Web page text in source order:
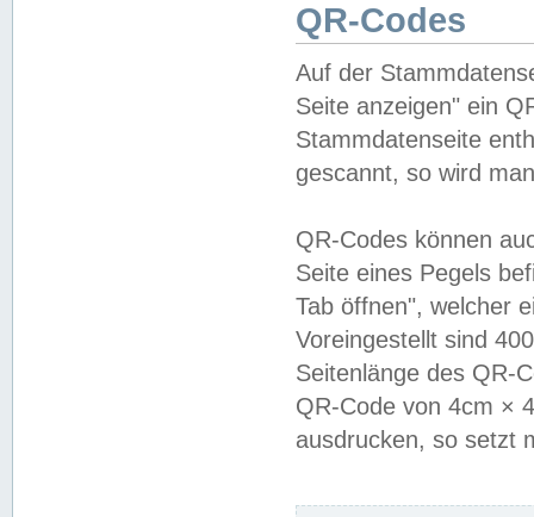
QR-Codes
Auf der
Seite anzeigen" ein
Stammdatenseite
gescannt, so wird
QR-Codes können
Seite eines Pegels
Tab öffnen", welcher
Voreingestellt sind
Seitenlänge des QR-
QR-Code von 4cm ×
ausdrucken, so setzt